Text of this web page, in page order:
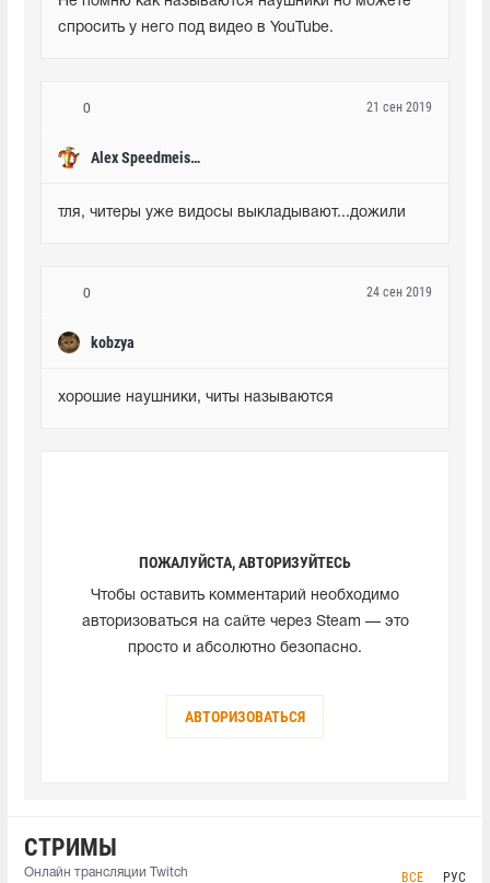
спросить у него под видео в YouTube.
0
Alex Speedmeister
21 сен 2019
тля, читеры уже видосы выкладывают...дожили
0
kobzya
24 сен 2019
хорошие наушники, читы называются
ПОЖАЛУЙСТА, АВТОРИЗУЙТЕСЬ
Чтобы оставить комментарий необходимо
авторизоваться на сайте через Steam — это
просто и абсолютно безопасно.
АВТОРИЗОВАТЬСЯ
СТРИМЫ
Онлайн трансляции Twitch ВСЕ РУС